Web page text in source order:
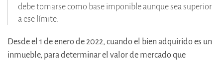
debe tomarse como base imponible aunque sea superior
a ese límite.
Desde el 1 de enero de 2022, cuando el bien adquirido es un
inmueble, para determinar el valor de mercado que